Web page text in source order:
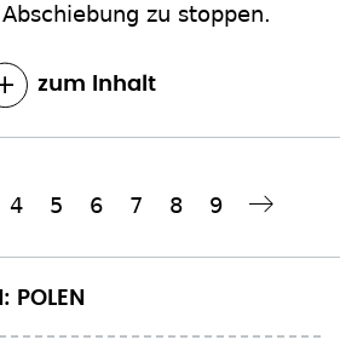
zu stoppen.
zum Inhalt
Seite
4 Seite
5 Seite
6 Seite
7 Seite
8 Seite
9
Seite ››
POLEN